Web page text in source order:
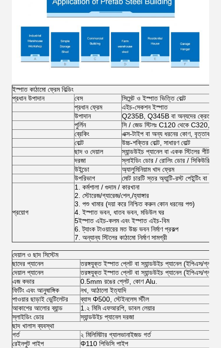
ইস্পাত কাঠামো ফ্রেম বিল্ডিং
প্রধান উপাদান
বেস
সিমেন্ট ও ইস্পাত ভিত্তি বোল্ট
প্রধান ফ্রেম
এইচ-সেকশন ইস্পাত
উপাদান
Q235B, Q345B বা অন্যদের ক্রেতাদের
পুর্লিন
সি / জেড স্টিলঃ C120 থেকে C320,
ব্রেকিং
এক্স-টাইপ বা অন্য ধরনের কোণ, বৃত্তাকার
বোল্ট
উচ্চ-শক্তির বোল্ট, সাধারণ বোল্ট
ছাদ ও দেয়াল
স্যান্ডউইচ প্যানেল বা একক স্টিলের শীট
দরজা
স্লাইডিং ডোর / রোলিং ডোর / সিকিউরিং
উইন্ডো
অ্যালুমিনিয়াম খাদ ফ্রেম
উপরিভাগ
মোট চারটি স্তর অ্যান্টি-রস্ট পেইন্টিং বা
প্রয়োগ
1. কর্মশালা / গুদাম / কারখানা
2. স্টোরেজ/গ্যারেজ/শেল,/হ্যাঙ্গার
3. পশু খামার (দয়া করে নিশ্চিত করুন কোন ধরনের পশু)
4. ইস্পাত ভবন, ধাতব ভবন, মডিউল ঘর
5ইস্পাত এইচ-কলম এবং ইস্পাত এইচ-বিম
6. ট্যাংক টাওয়ারের মত উচ্চ ভবন নির্মাণ প্রকল্প
7. অন্যান্য স্টিলের কাঠামো নির্মাণ সামগ্রী
দেয়াল ও ছাদ সিস্টেম
ছাদের প্যানেল
তরঙ্গযুক্ত ইস্পাত প্লেট বা স্যান্ডউইচ প্যানেল (ইপিএস/গ্লাস
দেয়াল প্যানেল
তরঙ্গযুক্ত ইস্পাত প্লেট বা স্যান্ডউইচ প্যানেল (ইপিএস/গ্লাস
এজ কভার
0.5mm রঙের প্লেট, কোণ Alu.
ফিটিং এবং আনুষাঙ্গিক
নখ, আঠালো ইত্যাদি
পাওয়ার ছাড়াই ভেন্টিলেটর
ব্যাস Φ500, স্টেইনলেস স্টীল
আকাশের আলোর ব্যান্ড
1.২ মিমি এফআরপি, ডাবল লেয়ার
স্লাইডিং ডোর
স্যান্ডউইচ প্যানেল দরজা
ছাদ খালাস ব্যবস্থা
গর্ত
২ মিলিমিটার গ্যালভানাইজড গর্ত
রেইনপুট পাইপ
Φ110 পিভিসি পাইপ